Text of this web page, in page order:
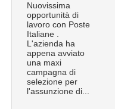
Nuovissima
opportunità di
lavoro con Poste
Italiane .
L'azienda ha
appena avviato
una maxi
campagna di
selezione per
l'assunzione di...